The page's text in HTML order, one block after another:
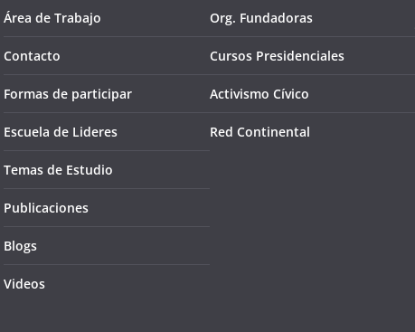
Área de Trabajo
Contacto
Formas de participar
Escuela de Lideres
Temas de Estudio
Publicaciones
Blogs
Videos
Org. Fundadoras
Cursos Presidenciales
Activismo Cívico
Red Continental